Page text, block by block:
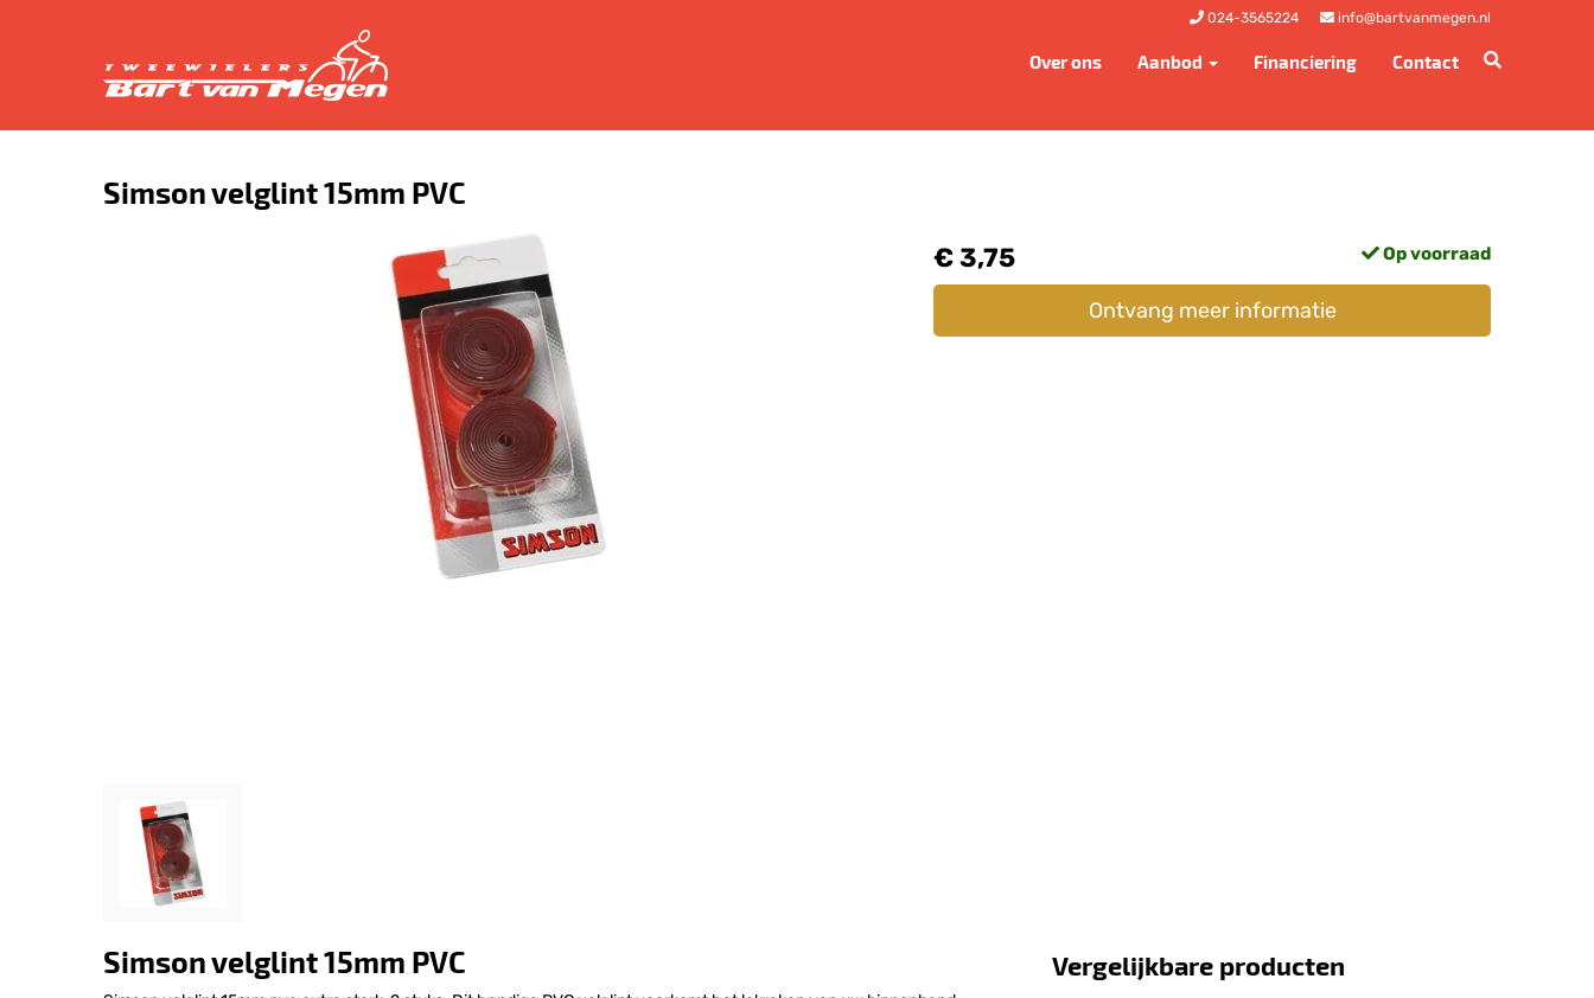
024-3565224 info@bartvanmegen.nl
Over ons Aanbod Financiering Contact
Simson velglint 15mm PVC
€ 3,75 Op voorraad
Ontvang meer informatie
Simson velglint 15mm PVC Vergelijkbare producten